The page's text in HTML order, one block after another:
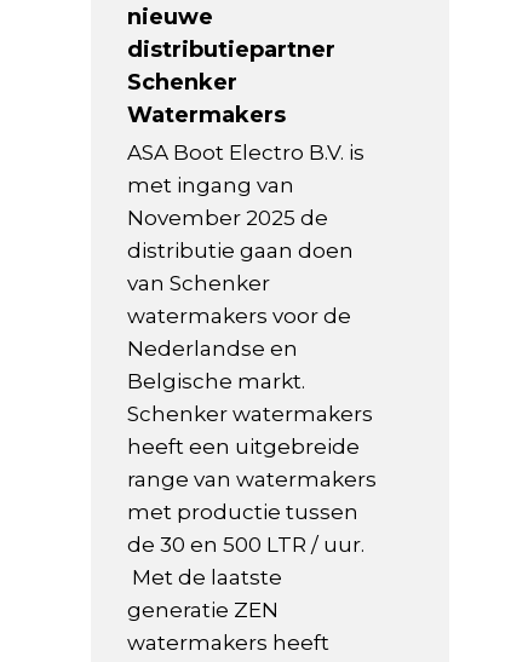
nieuwe
distributiepartner
Schenker
Watermakers
ASA Boot Electro B.V. is
met ingang van
November 2025 de
distributie gaan doen
van Schenker
watermakers voor de
Nederlandse en
Belgische markt.
Schenker watermakers
heeft een uitgebreide
range van watermakers
met productie tussen
de 30 en 500 LTR / uur.
Met de laatste
generatie ZEN
watermakers heeft